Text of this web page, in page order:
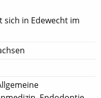
sich in Edewecht im